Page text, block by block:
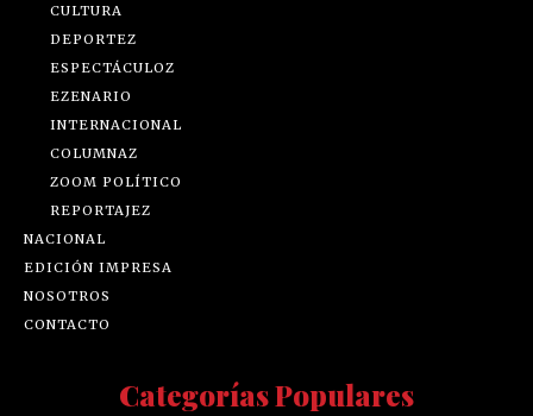
CULTURA
DEPORTEZ
ESPECTÁCULOZ
EZENARIO
INTERNACIONAL
COLUMNAZ
ZOOM POLÍTICO
REPORTAJEZ
NACIONAL
EDICIÓN IMPRESA
NOSOTROS
CONTACTO
Categorías Populares